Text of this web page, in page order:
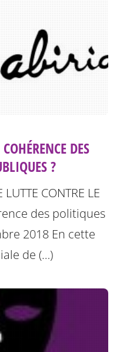
DES
?
CONTRE LE
des politiques
2018 En cette
de (…)